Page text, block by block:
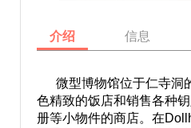
介绍 信息
微型博物馆位于仁寺洞
色精致的饭店和销售各种
册等小物件的商店。在